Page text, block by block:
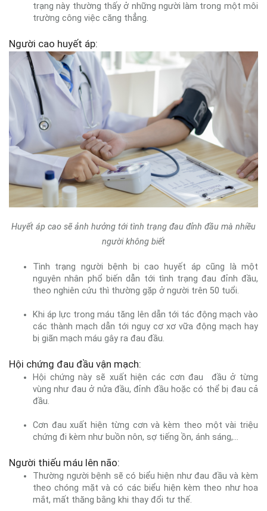
trạng này thường thấy ở những người làm trong một môi
trường công việc căng thẳng.
Người cao huyết áp:
Huyết áp cao sẽ ảnh hưởng tới tình trạng đau đỉnh đầu mà nhiều
người không biết
Tình trạng người bệnh bị cao huyết áp cũng là một
nguyên nhân phổ biến dẫn tới tình trạng đau đỉnh đầu,
theo nghiên cứu thì thường gặp ở người trên 50 tuổi.
Khi áp lực trong máu tăng lên dẫn tới tác động mạch vào
các thành mạch dẫn tới nguy cơ xơ vữa động mạch hay
bị giãn mạch máu gây ra đau đầu.
Hội chứng đau đầu vận mạch:
Hội chứng này sẽ xuất hiện các cơn đau đầu ở từng
vùng như đau ở nửa đầu, đỉnh đầu hoặc có thể bị đau cả
đầu.
Cơn đau xuất hiện từng cơn và kèm theo một vài triệu
chứng đi kèm như buồn nôn, sợ tiếng ồn, ánh sáng,...
Người thiếu máu lên não:
Thường người bệnh sẽ có biểu hiện như đau đầu và kèm
theo chóng mặt và có các biểu hiện kèm theo như hoa
mắt, mất thăng bằng khi thay đổi tư thế.